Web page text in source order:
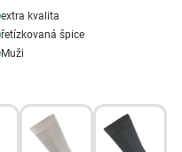
extra kvalita
řetízkovaná špice
Muži